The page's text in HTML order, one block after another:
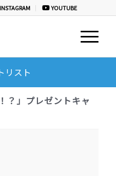
INSTAGRAM YOUTUBE
リスト
？」プレゼントキャ